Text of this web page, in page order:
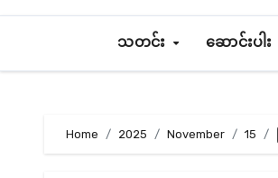
သတင်း ဆောင်းပါး
Home 2025 November 15